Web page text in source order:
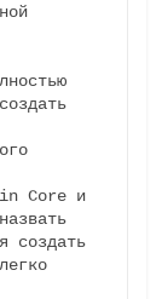
Core и
создать